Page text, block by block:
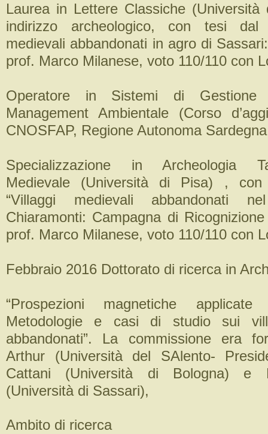
Laurea in Lettere Classiche (Università
indirizzo archeologico, con tesi dal
medievali abbandonati in agro di
prof. Marco Milanese, voto 110/110 con
Operatore in Sistemi di Gestione
Management Ambientale (Corso
CNOSFAP, Regione Autonoma
Specializzazione in Archeologia
Medievale (Università di Pisa) ,
“Villaggi medievali abbandonati
Chiaramonti: Campagna di
prof. Marco Milanese, voto 110/110 con
Febbraio 2016 Dottorato di ricerca in
“Prospezioni magnetiche applicate
Metodologie e casi di studio sui
abbandonati”. La commissione era
Arthur (Università del SAlento-
Cattani (Università di Bologna) e
(Università di Sassari),
Ambito di ricerca